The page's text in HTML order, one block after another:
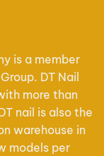
thể.
Các
chọn
có
thể
được
is a member
DT Nail
more than
nail is also the
warehouse in
models per